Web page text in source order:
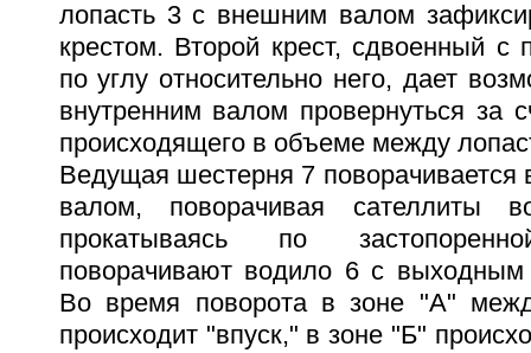
лопасть 3 с внешним валом
крестом. Второй крест, сдвоенный
по углу относительно него, дает
внутренним валом провернуться за
происходящего в объеме между
Ведущая шестерня 7 поворачивается
валом, поворачивая сателлиты
прокатываясь по
поворачивают водило 6 с выходным
Во время поворота в зоне "А"
происходит "впуск," в зоне "Б"